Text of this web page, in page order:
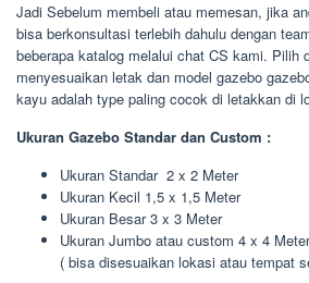
Jadi Sebelum membeli atau memesan, jika
bisa berkonsultasi terlebih dahulu dengan
beberapa katalog melalui chat CS kami. Pilih
menyesuaikan letak dan model gazebo
kayu adalah type paling cocok di letakkan di
Ukuran Gazebo Standar dan Custom :
Ukuran Standar 2 x 2 Meter
Ukuran Kecil 1,5 x 1,5 Meter
Ukuran Besar 3 x 3 Meter
Ukuran Jumbo atau custom 4 x 4
( bisa disesuaikan lokasi atau tempat